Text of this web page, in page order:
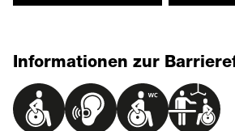
Informationen zur